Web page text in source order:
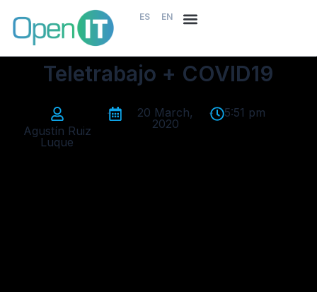
ES EN
Teletrabajo + COVID19
Agustín Ruiz
Luque
-
20 March,
2020
- 5:51 pm